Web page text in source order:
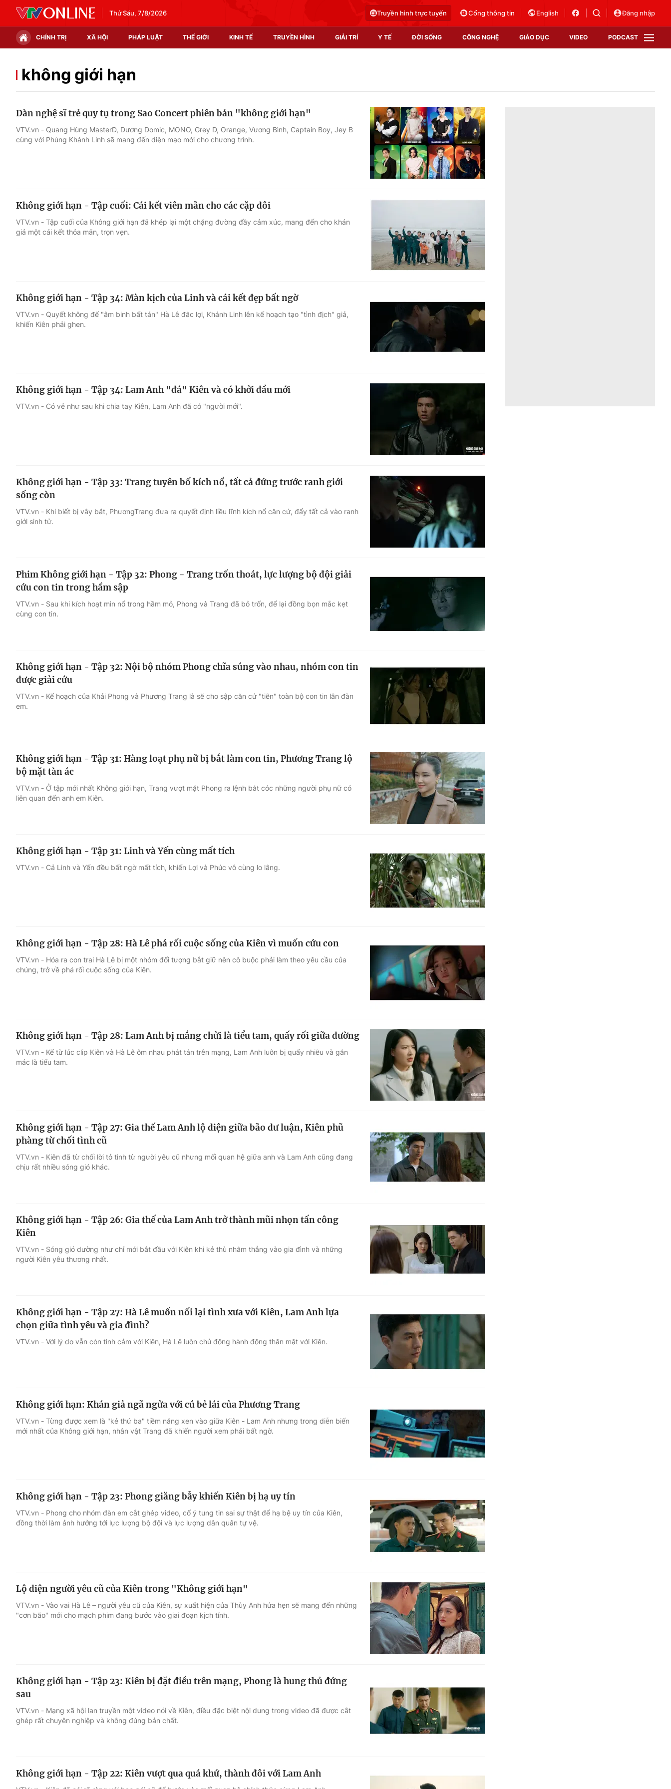
Thứ Sáu, 7/8/2026 Truyền hình trực tuyến Cổng thông tin English Đăng nhập
CHÍNH TRỊ XÃ HỘI PHÁP LUẬT THẾ GIỚI KINH TẾ TRUYỀN HÌNH GIẢI TRÍ Y TẾ ĐỜI SỐNG CÔNG NGHỆ GIÁO DỤC VIDEO PODCAST
Chính trị
Thế giới đó đây
Thị trường
Video
Shorts video
Podcast
EMagazine
Photo
Góc ảnh
Điện ảnh
Âm nhạc
Sao
Du lịch
Làm đẹp
Tuyển sinh
Học trực tuyến
Công nghệ
Sản phẩm
Thị trường
Tư vấn
VTV Sức khoẻ
không giới hạn
Dàn nghệ sĩ trẻ quy tụ trong Sao Concert phiên bản "không giới hạn"
VTV.vn - Quang Hùng MasterD, Dương Domic, MONO, Grey D, Orange, Vương Bình, Captain Boy, Jey B
cùng với Phùng Khánh Linh sẽ mang đến diện mạo mới cho chương trình.
Không giới hạn - Tập cuối: Cái kết viên mãn cho các cặp đôi
VTV.vn - Tập cuối của Không giới hạn đã khép lại một chặng đường đầy cảm xúc, mang đến cho khán
giả một cái kết thỏa mãn, trọn vẹn.
Không giới hạn - Tập 34: Màn kịch của Linh và cái kết đẹp bất ngờ
VTV.vn - Quyết không để "âm binh bất tán" Hà Lê đắc lợi, Khánh Linh lên kế hoạch tạo "tình địch" giả,
khiến Kiên phải ghen.
Không giới hạn - Tập 34: Lam Anh "đá" Kiên và có khởi đầu mới
VTV.vn - Có vẻ như sau khi chia tay Kiên, Lam Anh đã có "người mới".
Không giới hạn - Tập 33: Trang tuyên bố kích nổ, tất cả đứng trước ranh giới
sống còn
VTV.vn - Khi biết bị vây bắt, PhươngTrang đưa ra quyết định liều lĩnh kích nổ căn cứ, đẩy tất cả vào ranh
giới sinh tử.
Phim Không giới hạn - Tập 32: Phong - Trang trốn thoát, lực lượng bộ đội giải
cứu con tin trong hầm sập
VTV.vn - Sau khi kích hoạt mìn nổ trong hầm mỏ, Phong và Trang đã bỏ trốn, để lại đồng bọn mắc kẹt
cùng con tin.
Không giới hạn - Tập 32: Nội bộ nhóm Phong chĩa súng vào nhau, nhóm con tin
được giải cứu
VTV.vn - Kế hoạch của Khải Phong và Phương Trang là sẽ cho sập căn cứ "tiễn" toàn bộ con tin lẫn đàn
em.
Không giới hạn - Tập 31: Hàng loạt phụ nữ bị bắt làm con tin, Phương Trang lộ
bộ mặt tàn ác
VTV.vn - Ở tập mới nhất Không giới hạn, Trang vượt mặt Phong ra lệnh bắt cóc những người phụ nữ có
liên quan đến anh em Kiên.
Không giới hạn - Tập 31: Linh và Yến cùng mất tích
VTV.vn - Cả Linh và Yến đều bất ngờ mất tích, khiến Lợi và Phúc vô cùng lo lắng.
Không giới hạn - Tập 28: Hà Lê phá rối cuộc sống của Kiên vì muốn cứu con
VTV.vn - Hóa ra con trai Hà Lê bị một nhóm đối tượng bắt giữ nên cô buộc phải làm theo yêu cầu của
chúng, trở về phá rối cuộc sống của Kiên.
Không giới hạn - Tập 28: Lam Anh bị mắng chửi là tiểu tam, quấy rối giữa đường
VTV.vn - Kể từ lúc clip Kiên và Hà Lê ôm nhau phát tán trên mạng, Lam Anh luôn bị quấy nhiễu và gắn
mác là tiểu tam.
Không giới hạn - Tập 27: Gia thế Lam Anh lộ diện giữa bão dư luận, Kiên phũ
phàng từ chối tình cũ
VTV.vn - Kiên đã từ chối lời tỏ tình từ người yêu cũ nhưng mối quan hệ giữa anh và Lam Anh cũng đang
chịu rất nhiều sóng gió khác.
Không giới hạn - Tập 26: Gia thế của Lam Anh trở thành mũi nhọn tấn công
Kiên
VTV.vn - Sóng gió dường như chỉ mới bắt đầu với Kiên khi kẻ thù nhắm thẳng vào gia đình và những
người Kiên yêu thương nhất.
Không giới hạn - Tập 27: Hà Lê muốn nối lại tình xưa với Kiên, Lam Anh lựa
chọn giữa tình yêu và gia đình?
VTV.vn - Với lý do vẫn còn tình cảm với Kiên, Hà Lê luôn chủ động hành động thân mật với Kiên.
Không giới hạn: Khán giả ngã ngửa với cú bẻ lái của Phương Trang
VTV.vn - Từng được xem là "kẻ thứ ba" tiềm năng xen vào giữa Kiên - Lam Anh nhưng trong diễn biến
mới nhất của Không giới hạn, nhân vật Trang đã khiến người xem phải bất ngờ.
Không giới hạn - Tập 23: Phong giăng bẫy khiến Kiên bị hạ uy tín
VTV.vn - Phong cho nhóm đàn em cắt ghép video, cố ý tung tin sai sự thật để hạ bệ uy tín của Kiên,
đồng thời làm ảnh hưởng tới lực lượng bộ đội và lực lượng dân quân tự vệ.
Lộ diện người yêu cũ của Kiên trong "Không giới hạn"
VTV.vn - Vào vai Hà Lê – người yêu cũ của Kiên, sự xuất hiện của Thùy Anh hứa hẹn sẽ mang đến những
"cơn bão" mới cho mạch phim đang bước vào giai đoạn kịch tính.
Không giới hạn - Tập 23: Kiên bị đặt điều trên mạng, Phong là hung thủ đứng
sau
VTV.vn - Mạng xã hội lan truyền một video nói về Kiên, điều đặc biệt nội dung trong video đã được cắt
ghép rất chuyên nghiệp và không đúng bản chất.
Không giới hạn - Tập 22: Kiên vượt qua quá khứ, thành đôi với Lam Anh